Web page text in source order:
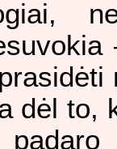
dėl to,